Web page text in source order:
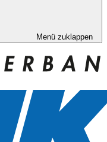
Menü zuklappen